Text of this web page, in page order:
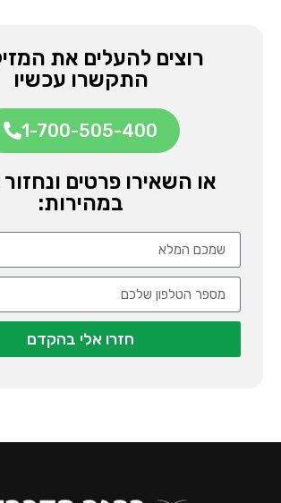
רוצים להעלים את
התקשרו עכשיו
1-700-505-400
או השאירו פרטים
במהירות:
חזרו אלי בהקדם